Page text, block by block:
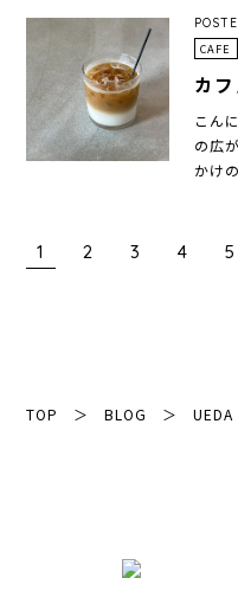
CAFE
カ
こん
の広
かけ
1 2 3 4 5
TOP ＞BLOG ＞UEDA